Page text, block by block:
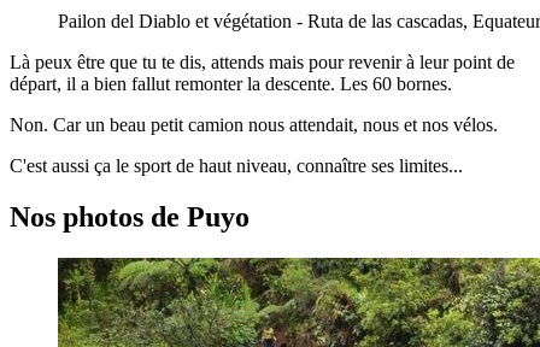
Pailon del Diablo et végétation - Ruta de las cascadas, Equateur
Là peux être que tu te dis, attends mais pour revenir à leur point de
départ, il a bien fallut remonter la descente. Les 60 bornes.
Non. Car un beau petit camion nous attendait, nous et nos vélos.
C'est aussi ça le sport de haut niveau, connaître ses limites...
Nos photos de Puyo